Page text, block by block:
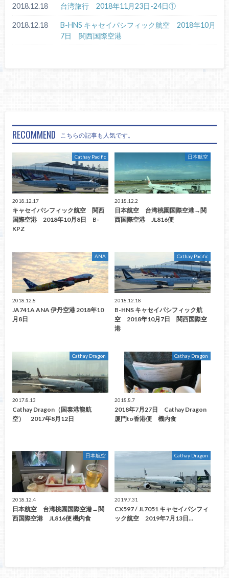
2018.12.18 台湾旅行 2018年11月23日-24日①
2018.12.18
B-HNS キャセイパシフィック航空 2018年10月
7日 関西国際空港
RECOMMEND こちらの記事も人気です。
Cathay Pacific
2018.12.17
キャセイパシフィック航空 関西
国際空港 2018年10月8日 B-
KPZ
日本航空
2018.12.2
日本航空 台湾桃園国際空港→関
西国際空港 JL816便
ANA
2018.12.8
JA741A ANA 伊丹空港 2018年10
月8日
Cathay Pacific
2018.12.18
B-HNS キャセイパシフィック航
空 2018年10月7日 関西国際空
港
Cathay Dragon
2017.8.13
Cathay Dragon（国泰港龍航
空） 2017年8月12日
Cathay Dragon
2018.8.7
2018年7月27日 Cathay Dragon
厦門to香港便 機内食
日本航空
2018.12.4
日本航空 台湾桃園国際空港→関
西国際空港 JL816便 機内食
Cathay Dragon
2019.7.31
CX597 / JL7051 キャセイパシフィ
ック航空 2019年7月13日…